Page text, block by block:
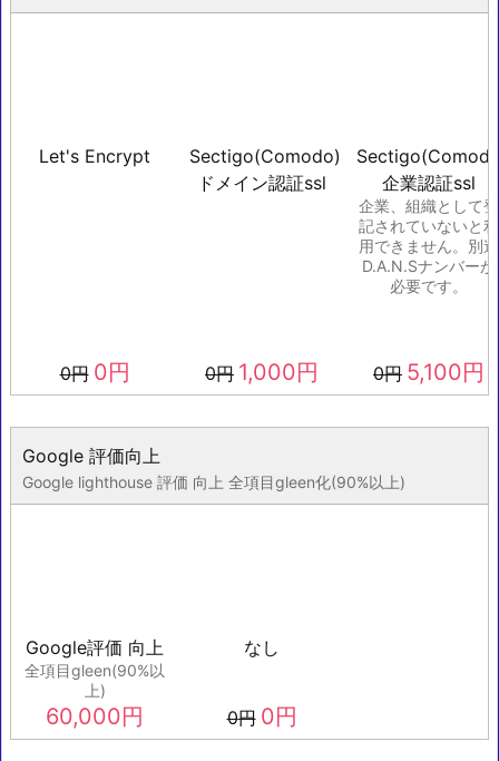
Let's Encrypt
0円 0円
Sectigo(Comodo)
ドメイン認証ssl
0円 1,000円
企業認証ssl
企業、組織として登
記されていないと利
用できません。別途
D.A.N.Sナンバーが
必要です。
0円 5,100円
Google 評価向上
Google lighthouse 評価 向上 全項目gleen化(90%以上)
Google評価 向上
全項目gleen(90%以
上)
60,000円
なし
0円 0円